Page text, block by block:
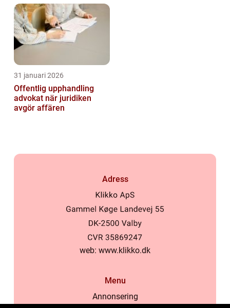
31 januari 2026
Offentlig upphandling
advokat när juridiken
avgör affären
Adress
web: www.klikko.dk
Menu
Annonsering